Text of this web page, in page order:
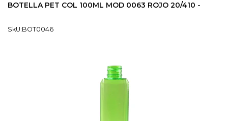
BOTELLA PET COL 100ML MOD 0063 ROJO 20/410 -
SkU:BOT0046